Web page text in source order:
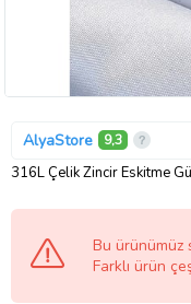
AlyaStore 9,3
316L Çelik Zincir Eskitme
Bu ürünümüz
Farklı ürün